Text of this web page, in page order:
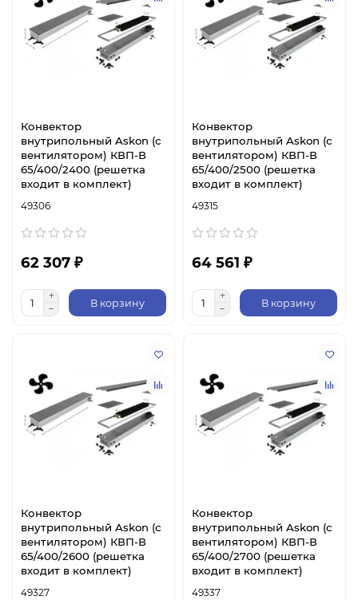
Конвектор
внутрипольный Askon (с
вентилятором) КВП-В
65/400/2400 (решетка
входит в комплект)
49306
62 307 ₽
В корзину
Конвектор
внутрипольный Askon (с
вентилятором) КВП-В
65/400/2500 (решетка
входит в комплект)
49315
64 561 ₽
В корзину
Конвектор
внутрипольный Askon (с
вентилятором) КВП-В
65/400/2600 (решетка
входит в комплект)
49327
Конвектор
внутрипольный Askon (с
вентилятором) КВП-В
65/400/2700 (решетка
входит в комплект)
49337